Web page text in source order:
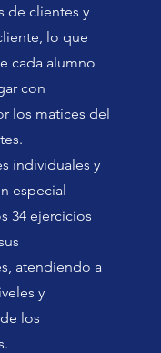
de clientes y
lo que
cada alumno
con
los matices del
individuales y
especial
34 ejercicios
atendiendo a
y
los